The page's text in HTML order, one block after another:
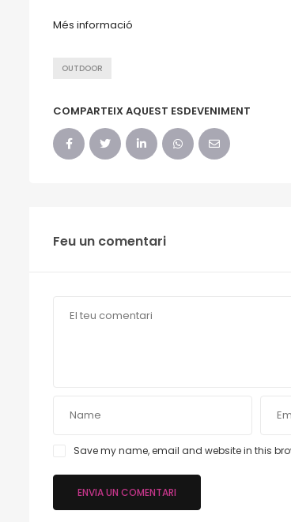
Més informació
OUTDOOR
COMPARTEIX AQUEST ESDEVENIMENT
Feu un comentari
Save my name, email and website in this